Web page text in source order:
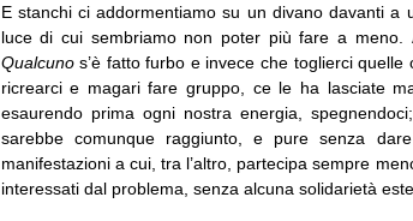
E stanchi ci addormentiamo su un divano davanti
luce di cui sembriamo non poter più fare a
Qualcunos’è fatto furbo e invece che toglierci
ricrearci e magari fare gruppo, ce le ha lasciate
esaurendo prima ogni nostra energia,
sarebbe comunque raggiunto, e pure senza
manifestazioni a cui, tra l’altro, partecipa sempre
interessati dal problema, senza alcuna solidarietà